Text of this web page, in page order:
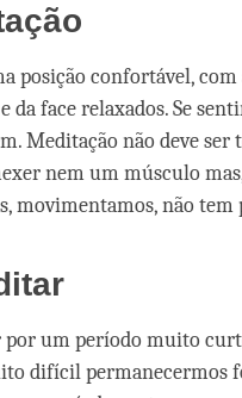
posição confortável, com
da face relaxados. Se
Meditação não deve
nem um músculo
movimentamos, não tem
um período muito
difícil permanecermos